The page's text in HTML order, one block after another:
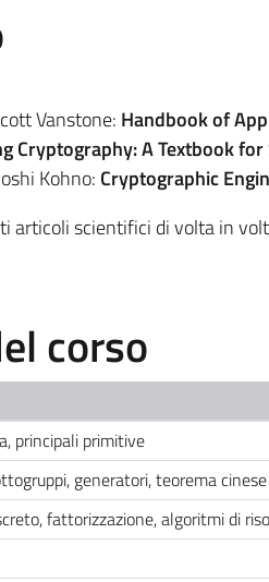
Vanstone: Handbook of
Cryptography: A Textbook
Kohno: Cryptographic
articoli scientifici di volta in
corso
principali primitive
generatori, teorema
fattorizzazione, algoritmi di